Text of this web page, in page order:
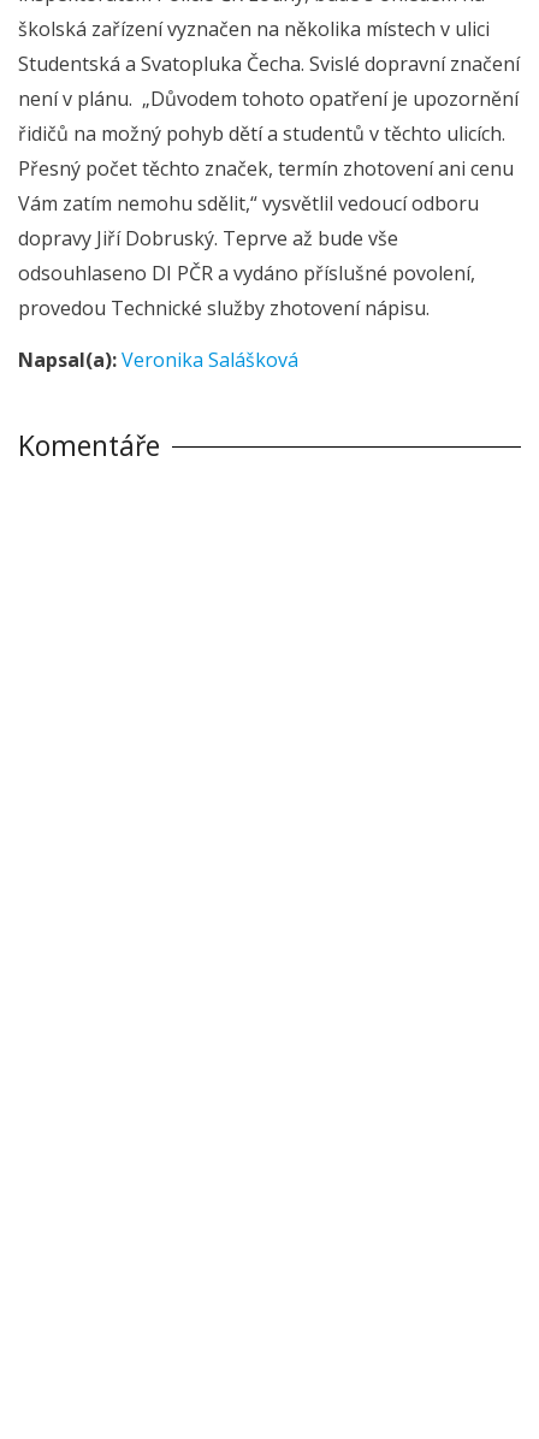
školská zařízení vyznačen na několika místech v ulici
Studentská a Svatopluka Čecha. Svislé dopravní značení
není v plánu. „Důvodem tohoto opatření je upozornění
řidičů na možný pohyb dětí a studentů v těchto ulicích.
Přesný počet těchto značek, termín zhotovení ani cenu
Vám zatím nemohu sdělit,“ vysvětlil vedoucí odboru
dopravy Jiří Dobruský. Teprve až bude vše
odsouhlaseno DI PČR a vydáno příslušné povolení,
provedou Technické služby zhotovení nápisu.
Napsal(a):Veronika Salášková
Komentáře